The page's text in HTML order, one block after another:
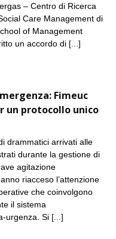
– Centro di Ricerca
Care Management di
of Management
un accordo di [...]
Fimeuc
un protocollo unico
drammatici arrivati alle
durante la gestione di
agitazione
riacceso l’attenzione
che coinvolgono
il sistema
urgenza. Si [...]